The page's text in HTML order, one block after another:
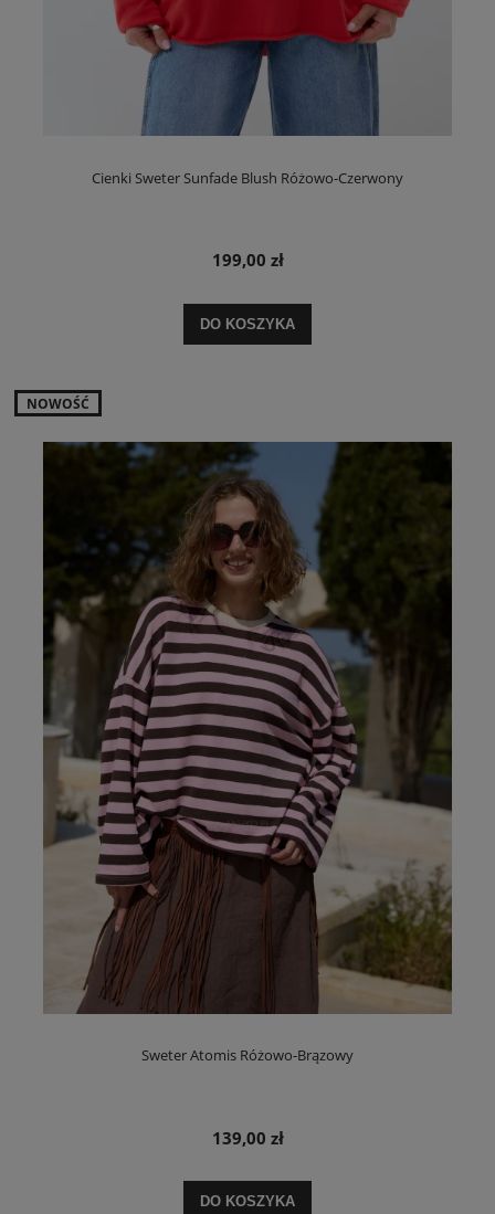
Cienki Sweter Sunfade Blush Różowo-Czerwony
199,00 zł
DO KOSZYKA
Sweter Atomis Różowo-Brązowy
139,00 zł
DO KOSZYKA
NOWOŚĆ